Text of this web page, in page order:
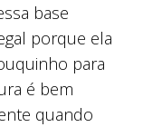
base
porque ela
para
é bem
quando